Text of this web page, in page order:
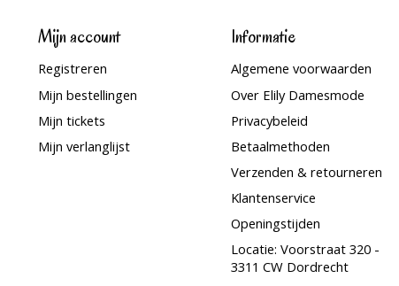
Mijn account
Registreren
Mijn bestellingen
Mijn tickets
Mijn verlanglijst
Informatie
Algemene voorwaarden
Over Elily Damesmode
Privacybeleid
Betaalmethoden
Verzenden & retourneren
Klantenservice
Openingstijden
Locatie: Voorstraat 320 -
3311 CW Dordrecht